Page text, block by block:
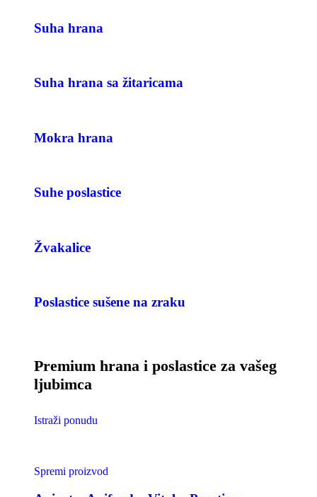
Suha hrana
Suha hrana sa žitaricama
Mokra hrana
Suhe poslastice
Žvakalice
Poslastice sušene na zraku
Premium hrana i poslastice za vašeg
ljubimca
Istraži ponudu
Spremi proizvod